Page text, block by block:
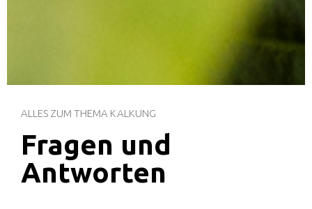
ALLES ZUM THEMA KALKUNG
Fragen und
Antworten